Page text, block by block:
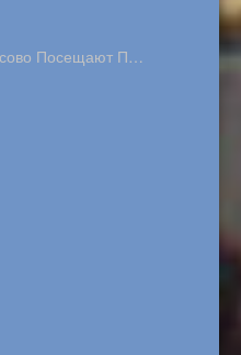
Посещают П…